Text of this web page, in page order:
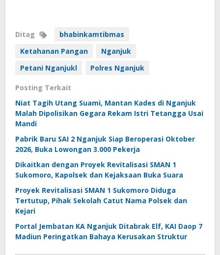
Ditag
bhabinkamtibmas
Ketahanan Pangan
Nganjuk
Petani Nganjukl
Polres Nganjuk
Posting Terkait
Niat Tagih Utang Suami, Mantan Kades di Nganjuk
Malah Dipolisikan Gegara Rekam Istri Tetangga Usai
Mandi
Pabrik Baru SAI 2 Nganjuk Siap Beroperasi Oktober
2026, Buka Lowongan 3.000 Pekerja
Dikaitkan dengan Proyek Revitalisasi SMAN 1
Sukomoro, Kapolsek dan Kejaksaan Buka Suara
Proyek Revitalisasi SMAN 1 Sukomoro Diduga
Tertutup, Pihak Sekolah Catut Nama Polsek dan
Kejari
Portal Jembatan KA Nganjuk Ditabrak Elf, KAI Daop 7
Madiun Peringatkan Bahaya Kerusakan Struktur